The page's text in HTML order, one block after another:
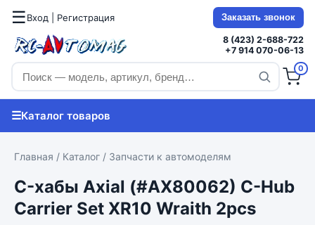
☰Вход | Регистрация Заказать звонок
8 (423) 2-688-722
+7 914 070-06-13
0
☰Каталог товаров
Главная / Каталог / Запчасти к автомоделям
C-хабы Axial (#AX80062) C-Hub
Carrier Set XR10 Wraith 2pcs